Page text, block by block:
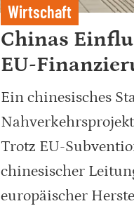
Wirtschaft
Chinas
EU-
Ein chinesisches
Trotz EU-
chinesischer
europäischer